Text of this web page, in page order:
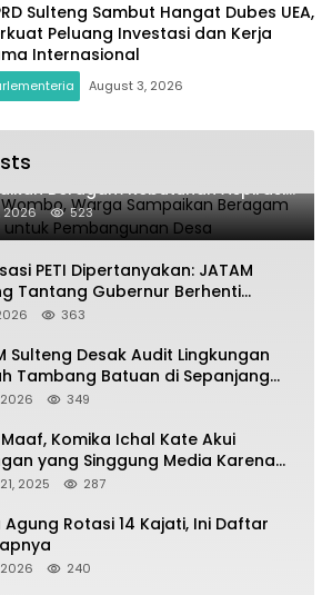
Sulteng Sambut Hangat Dubes UEA,
Peluang Investasi dan Kerja
Internasional
August 3, 2026
di Desa Wombo, Warga
Beragam Kebutuhan Aspirasi
Desa
2026 523
PETI Dipertanyakan: JATAM
Tantang Gubernur Berhenti
Tambang dan Selamatkan
363
Sulteng Desak Audit Lingkungan
Tambang Batuan di Sepanjang
Palu–Donggala
2026 349
Komika Ichal Kate Akui
yang Singgung Media Karena
2025 287
Agung Rotasi 14 Kajati, Ini Daftar
2026 240